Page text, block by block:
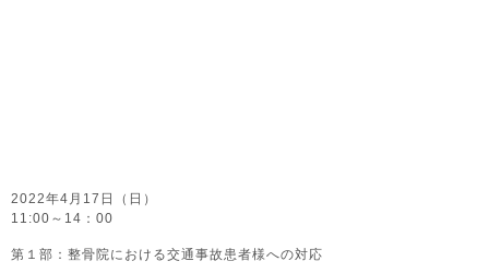
2022年4月17日（日）
11:00～14：00
第１部：整骨院における交通事故患者様への対応